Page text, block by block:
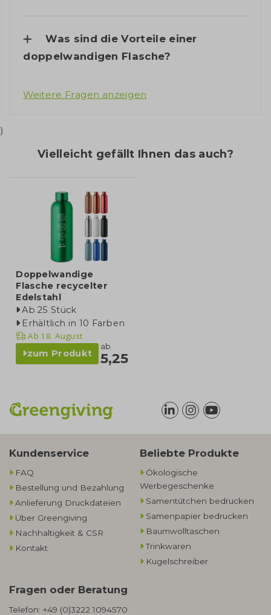
Was sind die Vorteile einer
doppelwandigen Flasche?
Weitere Fragen anzeigen
)
Vielleicht gefällt Ihnen das auch?
Doppelwandige
Flasche recycelter
Edelstahl
Ab 25 Stück
Erhältlich in 10 Farben
Ab 18. August
zum Produkt
ab
5,25
Kundenservice
FAQ
Bestellung und Bezahlung
Anlieferung Druckdateien
Über Greengiving
Nachhaltigkeit & CSR
Kontakt
Beliebte Produkte
Ökologische
Werbegeschenke​
Samentütchen bedrucken
Samenpapier bedrucken
Baumwolltaschen​
Trinkwaren
Kugelschreiber
Fragen oder Beratung
Telefon: +49 (0)3222 1094570